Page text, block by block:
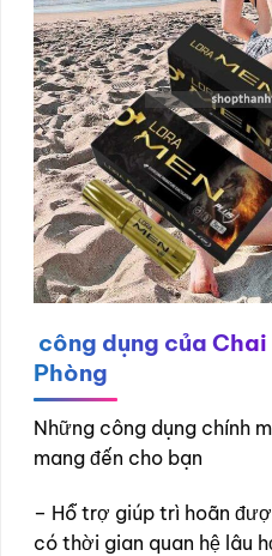
công dụng của
Phòng
Những công dụng chính
mang đến cho bạn
– Hỗ trợ giúp trì hoãn
có thời gian quan hệ lâu